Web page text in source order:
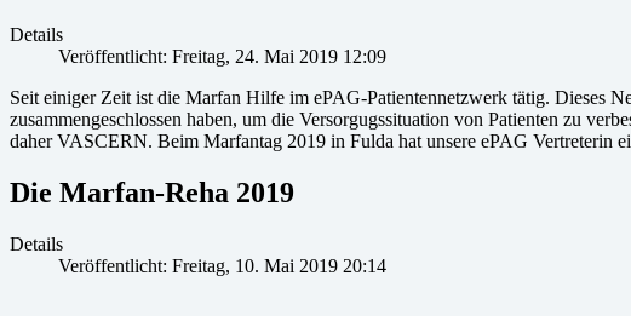
Details
Veröffentlicht: Freitag, 24. Mai 2019 12:09
Seit einiger Zeit ist die Marfan Hilfe im ePAG-Patientennetzwerk tätig. Dieses
zusammengeschlossen haben, um die Versorgugssituation von Patienten zu
daher VASCERN. Beim Marfantag 2019 in Fulda hat unsere ePAG Vertreterin
Die Marfan-Reha 2019
Details
Veröffentlicht: Freitag, 10. Mai 2019 20:14